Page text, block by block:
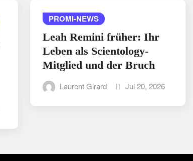
PROMI-NEWS
Leah Remini früher: Ihr
Leben als Scientology-
Mitglied und der Bruch
Laurent Girard Jul 20, 2026